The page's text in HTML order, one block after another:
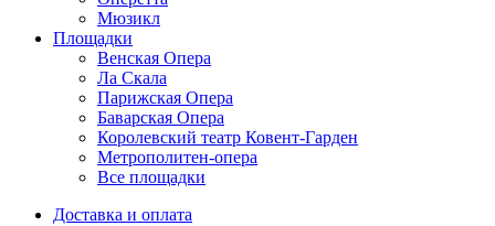
Мюзикл
Площадки
Венская Опера
Ла Скала
Парижская Опера
Баварская Опера
Королевский театр Ковент-Гарден
Метрополитен-опера
Все площадки
Доставка и оплата